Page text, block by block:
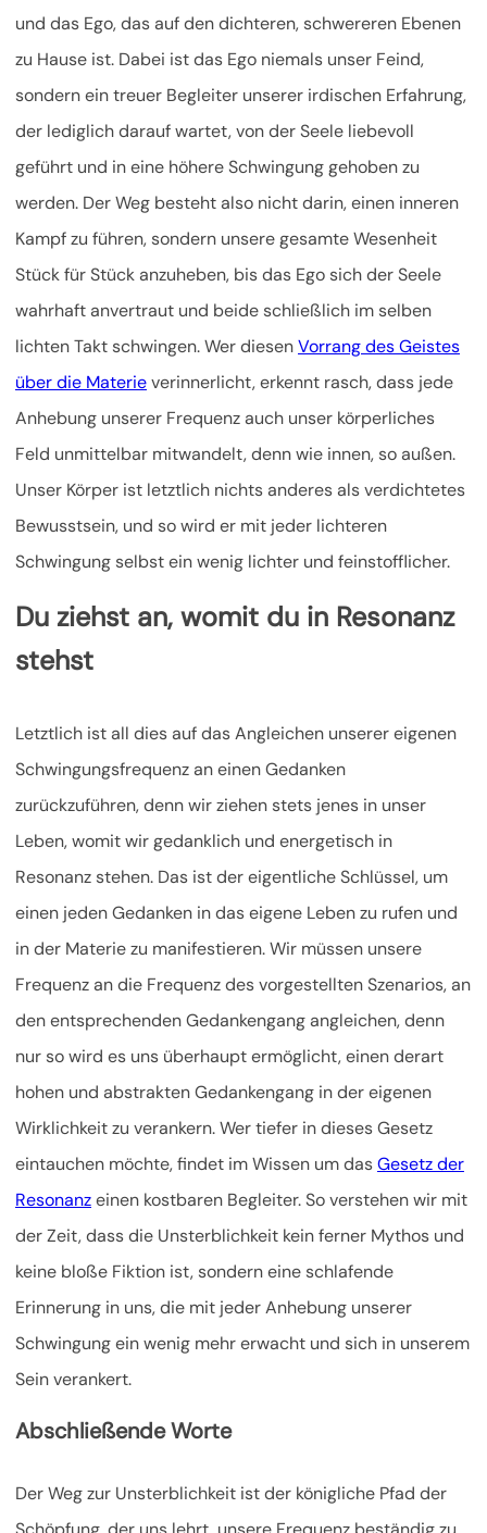
und das Ego, das auf den dichteren, schwereren Ebenen
zu Hause ist. Dabei ist das Ego niemals unser Feind,
sondern ein treuer Begleiter unserer irdischen Erfahrung,
der lediglich darauf wartet, von der Seele liebevoll
geführt und in eine höhere Schwingung gehoben zu
werden. Der Weg besteht also nicht darin, einen inneren
Kampf zu führen, sondern unsere gesamte Wesenheit
Stück für Stück anzuheben, bis das Ego sich der Seele
wahrhaft anvertraut und beide schließlich im selben
lichten Takt schwingen. Wer diesenVorrang des Geistes
über die Materieverinnerlicht, erkennt rasch, dass jede
Anhebung unserer Frequenz auch unser körperliches
Feld unmittelbar mitwandelt, denn wie innen, so außen.
Unser Körper ist letztlich nichts anderes als verdichtetes
Bewusstsein, und so wird er mit jeder lichteren
Schwingung selbst ein wenig lichter und feinstofflicher.
Du ziehst an, womit du in Resonanz
stehst
Letztlich ist all dies auf das Angleichen unserer eigenen
Schwingungsfrequenz an einen Gedanken
zurückzuführen, denn wir ziehen stets jenes in unser
Leben, womit wir gedanklich und energetisch in
Resonanz stehen. Das ist der eigentliche Schlüssel, um
einen jeden Gedanken in das eigene Leben zu rufen und
in der Materie zu manifestieren. Wir müssen unsere
Frequenz an die Frequenz des vorgestellten Szenarios, an
den entsprechenden Gedankengang angleichen, denn
nur so wird es uns überhaupt ermöglicht, einen derart
hohen und abstrakten Gedankengang in der eigenen
Wirklichkeit zu verankern. Wer tiefer in dieses Gesetz
eintauchen möchte, findet im Wissen um dasGesetz der
Resonanzeinen kostbaren Begleiter. So verstehen wir mit
der Zeit, dass die Unsterblichkeit kein ferner Mythos und
keine bloße Fiktion ist, sondern eine schlafende
Erinnerung in uns, die mit jeder Anhebung unserer
Schwingung ein wenig mehr erwacht und sich in unserem
Sein verankert.
Abschließende Worte
Der Weg zur Unsterblichkeit ist der königliche Pfad der